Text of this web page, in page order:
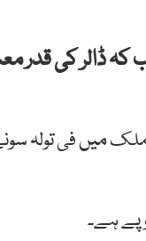
ڈالر کی قدر